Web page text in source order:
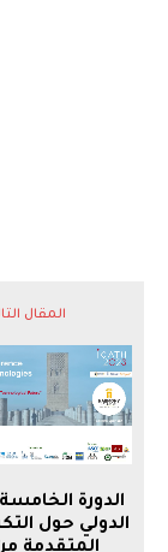
المقال
الدورة
الدولي حول